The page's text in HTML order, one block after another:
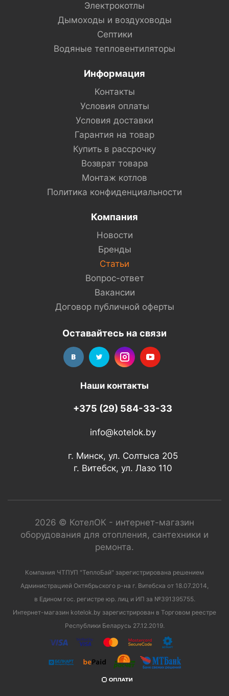
Электрокотлы
Дымоходы и воздуховоды
Септики
Водяные тепловентиляторы
Информация
Контакты
Условия оплаты
Условия доставки
Гарантия на товар
Купить в рассрочку
Возврат товара
Монтаж котлов
Политика конфиденциальности
Компания
Новости
Бренды
Статьи
Вопрос-ответ
Вакансии
Договор публичной оферты
Оставайтесь на связи
Наши контакты
+375 (29) 584-33-33
info@kotelok.by
г. Минск, ул. Солтыса 205
г. Витебск, ул. Лазо 110
2026 © КотелОК - интернет-магазин
оборудования для отопления, сантехники и
ремонта.
Компания ЧТПУП "ТеплоБай" зарегистрирована решением
Администрацией Октябрьского р-на г. Витебска от 18.07.2014,
в Едином гос. регистре юр. лиц и ИП за №391395755.
Интернет-магазин kotelok.by зарегистрирован в Торговом реестре
Республики Беларусь 27.12.2019.